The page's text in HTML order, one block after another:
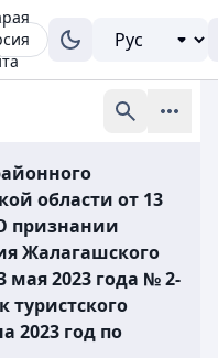
области от 13
признании
Жалагашского
мая 2023 года № 2-
туристского
2023 год по